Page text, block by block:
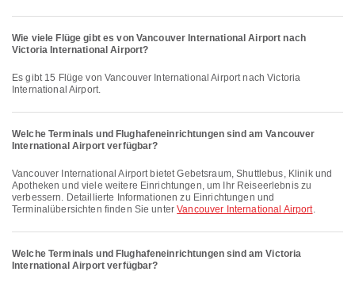
Wie viele Flüge gibt es von Vancouver International Airport nach
Victoria International Airport?
Es gibt 15 Flüge von Vancouver International Airport nach Victoria
International Airport.
Welche Terminals und Flughafeneinrichtungen sind am Vancouver
International Airport verfügbar?
Vancouver International Airport bietet Gebetsraum, Shuttlebus, Klinik und
Apotheken und viele weitere Einrichtungen, um Ihr Reiseerlebnis zu
verbessern. Detaillierte Informationen zu Einrichtungen und
Terminalübersichten finden Sie unterVancouver International Airport.
Welche Terminals und Flughafeneinrichtungen sind am Victoria
International Airport verfügbar?